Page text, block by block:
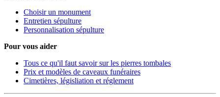
Choisir un monument
Entretien sépulture
Personnalisation sépulture
Pour vous aider
Tous ce qu'il faut savoir sur les pierres tombales
Prix et modèles de caveaux funéraires
Cimetières, législiation et réglement